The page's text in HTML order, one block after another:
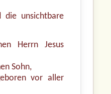
die unsichtbare
Herrn Jesus
Sohn,
vor aller